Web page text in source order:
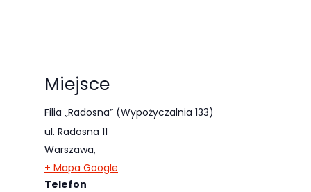
Miejsce
Filia „Radosna” (Wypożyczalnia 133)
ul. Radosna 11
Warszawa,
+ Mapa Google
Telefon
odwiedzania naszej
strony, zwiększasz
szansę na
zobaczenie
spersonalizowanych
treści i ofert.